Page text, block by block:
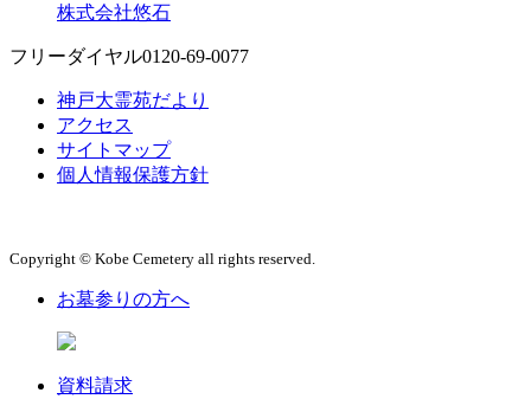
株式会社悠石
フリーダイヤル0120-69-0077
神戸大霊苑だより
アクセス
サイトマップ
個人情報保護方針
Copyright © Kobe Cemetery all rights reserved.
お墓参りの方へ
資料請求